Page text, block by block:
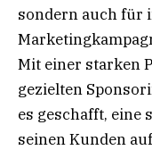
sondern auch für
Mit einer starken
gezielten
es geschafft, eine
seinen Kunden